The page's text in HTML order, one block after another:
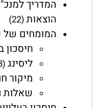
המדריך
הוצאות(22)
המומחים של
חיסכון
ליסינג(8)
מיקור
שאלות